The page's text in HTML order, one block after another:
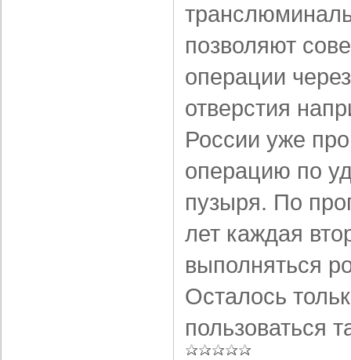
позволяют
операции
отверстия
России уже
операцию по
пузыря. По
лет каждая
выполняться
Осталось
пользоваться